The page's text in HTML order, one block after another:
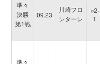
準々
決勝
第1戦
09.23
川崎フロ
ンターレ
○2-
1
準々